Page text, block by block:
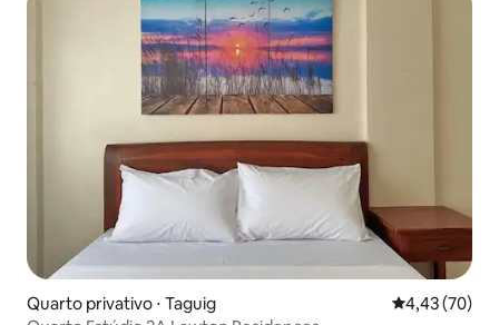
Quarto privativo ⋅ Taguig 4,43 de uma
4,43 (70)